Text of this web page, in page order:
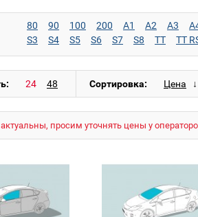
80 90 100 200 A1 A2 A3
S3
S4 S5 S6 S7 S8 TT TT
Сортировка:
просим уточнять цены у